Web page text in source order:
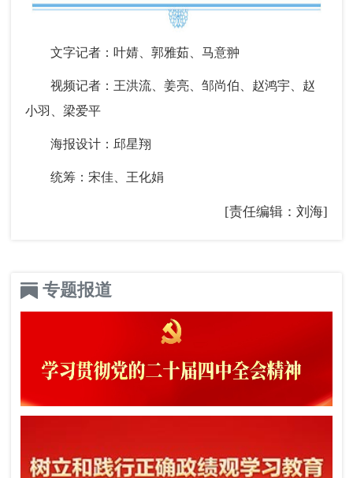
文字记者：叶婧、郭雅茹、马意翀
视频记者：王洪流、姜亮、邹尚伯、赵鸿宇、赵
小羽、梁爱平
海报设计：邱星翔
统筹：宋佳、王化娟
[责任编辑：刘海]
专题报道